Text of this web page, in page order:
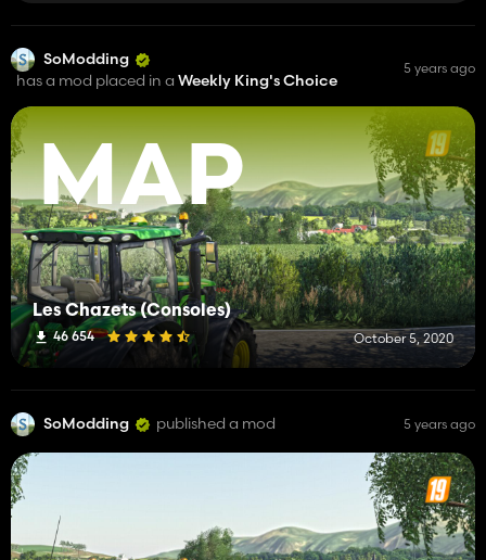
SoModding
has a mod placed in a Weekly King's Choice
5 years ago
MAP
Les Chazets (Consoles)
46 654 October 5, 2020
SoModding published a mod 5 years ago